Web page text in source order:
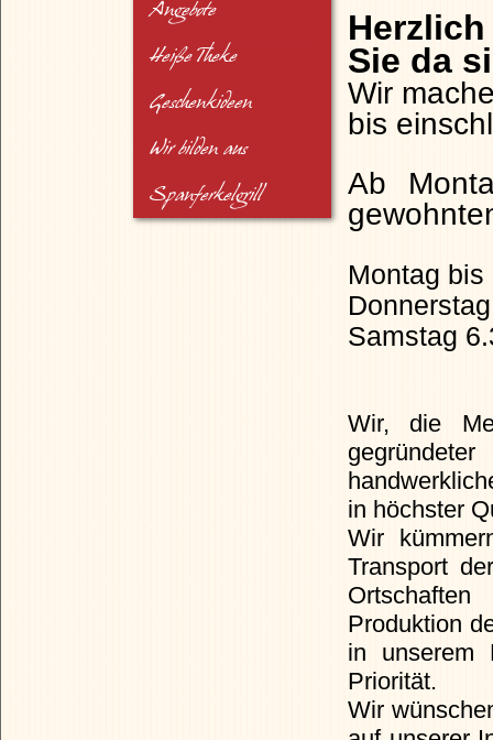
Kalt
Angebote
Heiße Theke
Geschenkideen
Wir bilden aus
Spanferkelgrill
Sie da
Wir
bis
Ab
Montag
Samstag
Wir, die
in höchster
Wir
Transport
Produktion
in unserem
Priorität.
Wir